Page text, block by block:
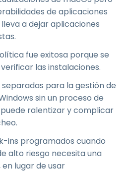
de aplicaciones
a dejar aplicaciones
fue exitosa porque se
las instalaciones.
para la gestión de
sin un proceso de
ralentizar y complicar
ins programados cuando
alto riesgo necesita una
lugar de usar